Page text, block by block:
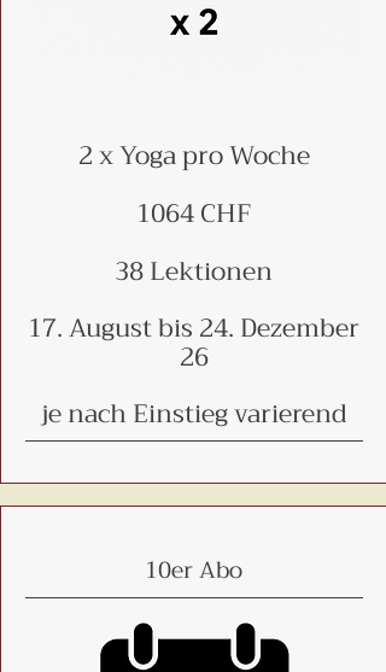
2 x Yoga pro Woche
1064 CHF
38 Lektionen
17. August bis 24. Dezember
26
je nach Einstieg varierend
10er Abo